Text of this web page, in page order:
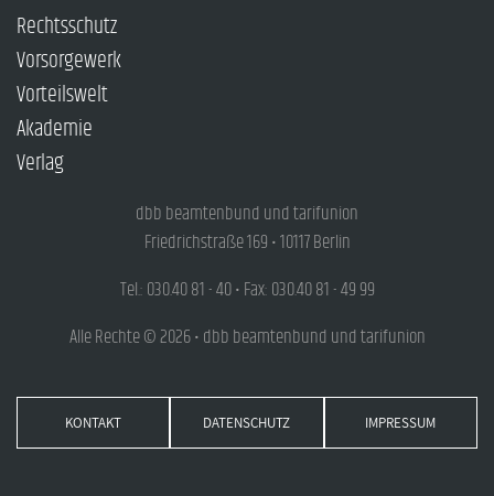
Rechtsschutz
Vorsorgewerk
Vorteilswelt
Akademie
Verlag
dbb beamtenbund und tarifunion
Friedrichstraße 169 • 10117 Berlin
Tel.: 030.40 81 - 40 • Fax: 030.40 81 - 49 99
Alle Rechte © 2026 • dbb beamtenbund und tarifunion
KONTAKT DATENSCHUTZ IMPRESSUM